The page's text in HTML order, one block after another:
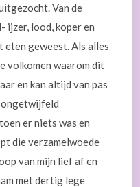
Van de
ijzer, lood, koper en
eten geweest. Als alles
volkomen waarom dit
en kan altijd van pas
ongetwijfeld
er niets was en
die verzamelwoede
van mijn lief af en
met dertig lege